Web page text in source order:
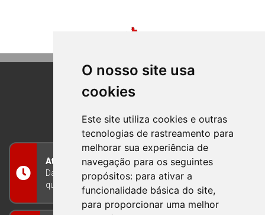
O nosso site usa
cookies
Este site utiliza cookies e outras
tecnologias de rastreamento para
melhorar sua experiência de
navegação para os seguintes
propósitos: para ativar a
funcionalidade básica do site,
para proporcionar uma melhor
BOM PRINCIPIO
RIO GRANDE DO SUL
Atendimento
Das 8h às 12h e das 13h às 17h30, de segunda a
quinta-feira, e nas sextas-feiras das 7h às 13h